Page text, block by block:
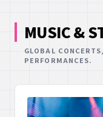
MUSIC &
GLOBAL
PERFORMANCES.